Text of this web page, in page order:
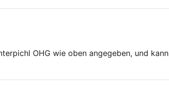
OHG wie oben angegeben, und kann